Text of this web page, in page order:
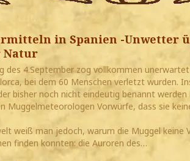
in Spanien -Unwetter
Natur
des 4.September zog vollkommen
bei dem 60 Menschen verletzt wurden.
bisher noch nicht eindeutig benannt
Muggelmeteorologen Vorwürfe, dass sie
weiß man jedoch, warum die Muggel keine
finden konnten: die Auroren des…